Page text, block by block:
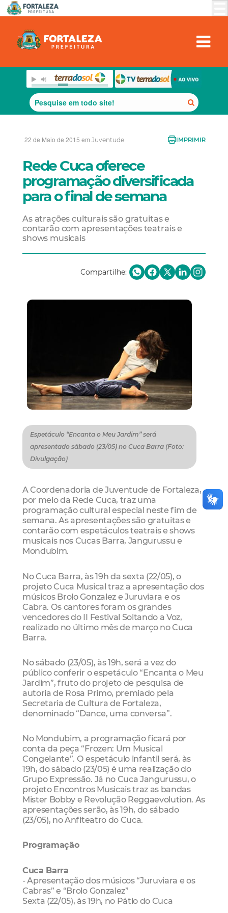
22 de Maio de 2015 em Juventude IMPRIMIR
Rede Cuca oferece
programação diversificada
para o final de semana
As atrações culturais são gratuitas e
contarão com apresentações teatrais e
shows musicais
Compartilhe:
Espetáculo “Encanta o Meu Jardim” será
apresentado sábado (23/05) no Cuca Barra (Foto:
Divulgação)
A Coordenadoria de Juventude de Fortaleza,
por meio da Rede Cuca, traz uma
programação cultural especial neste fim de
semana. As apresentações são gratuitas e
contarão com espetáculos teatrais e shows
musicais nos Cucas Barra, Jangurussu e
Mondubim.
No Cuca Barra, às 19h da sexta (22/05), o
projeto Cuca Musical traz a apresentação dos
músicos Brolo Gonzalez e Juruviara e os
Cabra. Os cantores foram os grandes
vencedores do II Festival Soltando a Voz,
realizado no último mês de março no Cuca
Barra.
No sábado (23/05), às 19h, será a vez do
público conferir o espetáculo “Encanta o Meu
Jardim”, fruto do projeto de pesquisa de
autoria de Rosa Primo, premiado pela
Secretaria de Cultura de Fortaleza,
denominado “Dance, uma conversa”.
No Mondubim, a programação ficará por
conta da peça “Frozen: Um Musical
Congelante”. O espetáculo infantil será, às
19h, do sábado (23/05) é uma realização do
Grupo Expressão. Já no Cuca Jangurussu, o
projeto Encontros Musicais traz as bandas
Mister Bobby e Revolução Reggaevolution. As
apresentações serão, às 19h, do sábado
(23/05), no Anfiteatro do Cuca.
Programação
Cuca Barra
- Apresentação dos músicos “Juruviara e os
Cabras” e “Brolo Gonzalez”
Sexta (22/05), às 19h, no Pátio do Cuca